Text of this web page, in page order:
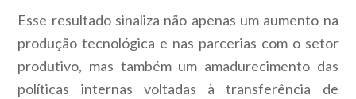
Esse resultado sinaliza não apenas um aumento na
produção tecnológica e nas parcerias com o setor
produtivo, mas também um amadurecimento das
políticas internas voltadas à transferência de